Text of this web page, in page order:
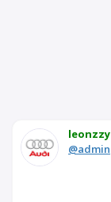
leonzzy
@admin